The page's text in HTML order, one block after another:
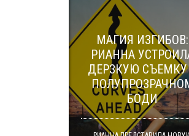
МАГИЯ ИЗГИБОВ:
РИАННА
ДЕРЗКУЮ СЪЕМКУ
БОДИ